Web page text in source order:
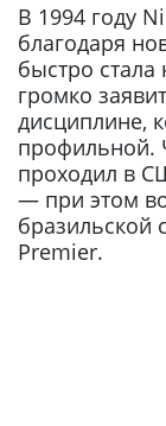
В 1994 году
благодаря
быстро стала
громко
дисциплине,
профильной.
проходил в
— при этом
бразильской
Premier.